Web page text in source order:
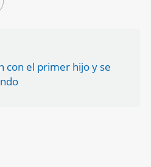
con el primer hijo y se